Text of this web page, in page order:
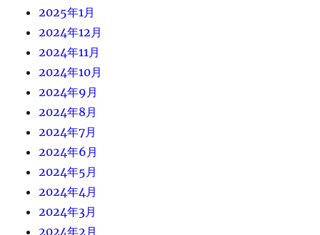
2025年1月
2024年12月
2024年11月
2024年10月
2024年9月
2024年8月
2024年7月
2024年6月
2024年5月
2024年4月
2024年3月
2024年2月